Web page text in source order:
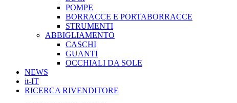
POMPE
BORRACCE E PORTABORRACCE
STRUMENTI
ABBIGLIAMENTO
CASCHI
GUANTI
OCCHIALI DA SOLE
NEWS
it-IT
RICERCA RIVENDITORE